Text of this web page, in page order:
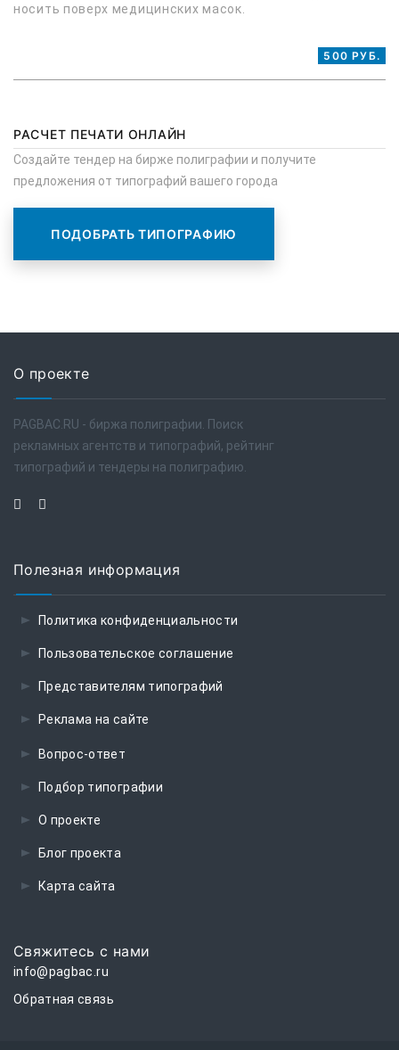
носить поверх медицинских масок.
500 РУБ.
РАСЧЕТ ПЕЧАТИ ОНЛАЙН
Создайте тендер на бирже полиграфии и получите
предложения от типографий вашего города
ПОДОБРАТЬ ТИПОГРАФИЮ
О проекте
PAGBAC.RU - биржа полиграфии. Поиск
рекламных агентств и типографий, рейтинг
типографий и тендеры на полиграфию.
Полезная информация
Политика конфиденциальности
Пользовательское соглашение
Представителям типографий
Реклама на сайте
Вопрос-ответ
Подбор типографии
О проекте
Блог проекта
Карта сайта
Свяжитесь с нами
info@pagbac.ru
Обратная связь